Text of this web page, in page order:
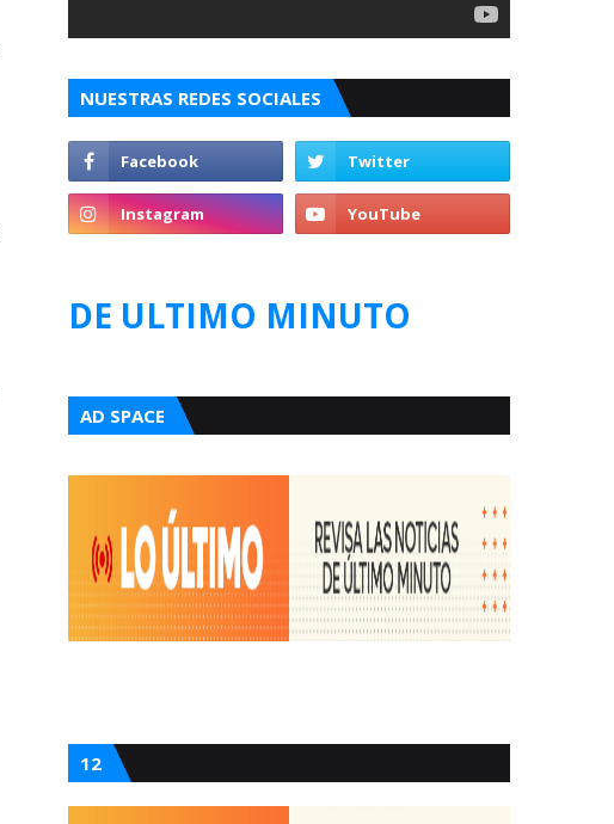
NUESTRAS REDES SOCIALES
DE ULTIMO MINUTO
AD SPACE
12